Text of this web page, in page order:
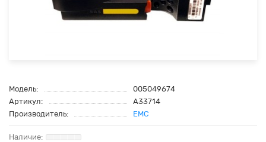
Модель:
005049674
Артикул:
A33714
Производитель:
EMC